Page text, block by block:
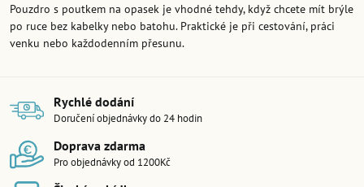
Pouzdro s poutkem na opasek je vhodné tehdy, když chcete mít brýle
po ruce bez kabelky nebo batohu. Praktické je při cestování, práci
venku nebo každodenním přesunu.
Rychlé dodání
Doručení objednávky do 24 hodin
Doprava zdarma
Pro objednávky od 1200Kč